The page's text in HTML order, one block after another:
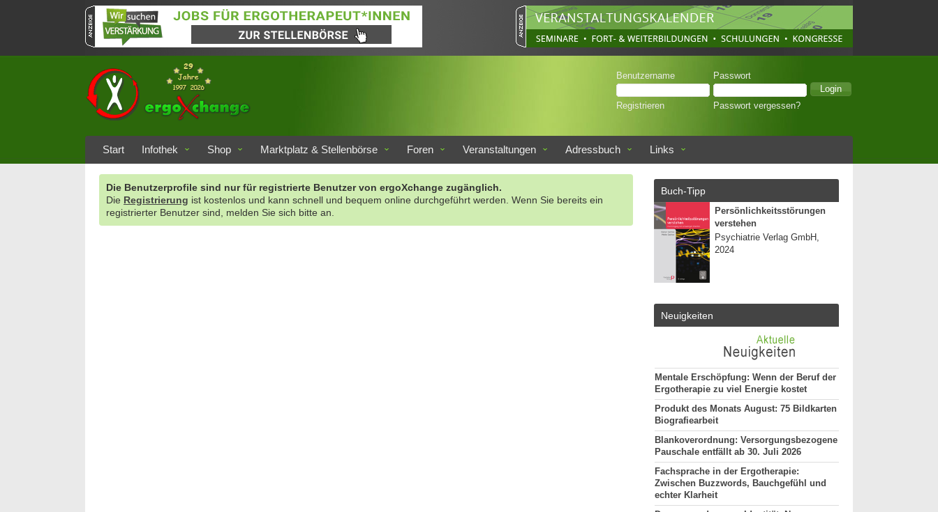
Benutzername Passwort
Registrieren Passwort vergessen?
Start Infothek Shop Marktplatz & Stellenbörse Foren Veranstaltungen Adressbuch Links
Die Benutzerprofile sind nur für registrierte Benutzer von ergoXchange zugänglich.
Die Registrierung ist kostenlos und kann schnell und bequem online durchgeführt werden. Wenn Sie bereits ein
registrierter Benutzer sind, melden Sie sich bitte an.
Buch-Tipp
Persönlichkeitsstörungen
verstehen
Psychiatrie Verlag GmbH,
2024
Neuigkeiten
Mentale Erschöpfung: Wenn der Beruf der
Ergotherapie zu viel Energie kostet
Produkt des Monats August: 75 Bildkarten
Biografiearbeit
Blankoverordnung: Versorgungsbezogene
Pauschale entfällt ab 30. Juli 2026
Fachsprache in der Ergotherapie:
Zwischen Buzzwords, Bauchgefühl und
echter Klarheit